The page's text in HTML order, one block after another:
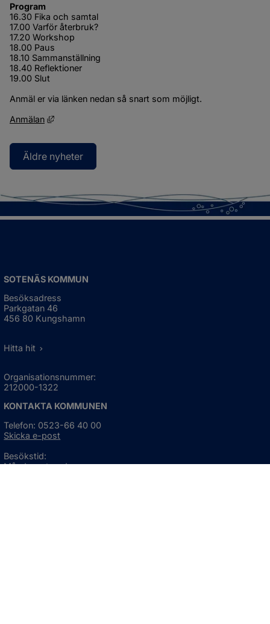
Program
16.30 Fika och samtal
17.00 Varför återbruk?
17.20 Workshop
18.00 Paus
18.10 Sammanställning
18.40 Reflektioner
19.00 Slut
Anmäl er via länken nedan så snart som möjligt.
Anmälan
Länk till annan webbplats, öppnas i nytt fönster.
Äldre nyheter
SOTENÄS KOMMUN
Besöksadress
Parkgatan 46
456 80 Kungshamn
Hitta hit
Organisationsnummer:
212000-1322
KONTAKTA KOMMUNEN
Telefon: 0523-66 40 00
Skicka e-post
Besökstid:
Måndag - torsdag